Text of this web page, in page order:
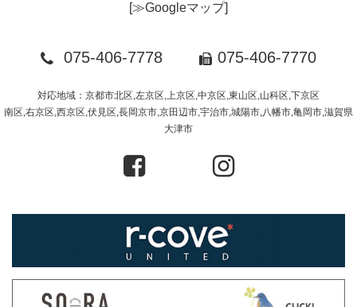
[≫Googleマップ]
075-406-7778 075-406-7770
対応地域：京都市北区,左京区,上京区,中京区,東山区,山科区,下京区
南区,右京区,西京区,伏見区,長岡京市,京田辺市,宇治市,城陽市,八幡市,亀岡市,滋賀県
大津市